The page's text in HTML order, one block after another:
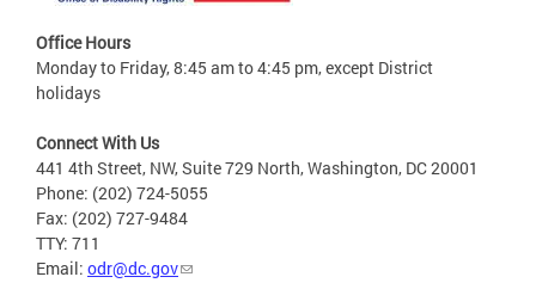
Office Hours
Monday to Friday, 8:45 am to 4:45 pm, except District
holidays
Connect With Us
441 4th Street, NW, Suite 729 North, Washington, DC 20001
Phone: (202) 724-5055
Fax: (202) 727-9484
TTY: 711
Email: odr@dc.gov